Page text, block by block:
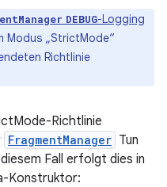
DEBUG-Logging
Modus „StrictMode“
Richtlinie
Richtlinie
FragmentManager Tun
Fall erfolgt dies in
Konstruktor: